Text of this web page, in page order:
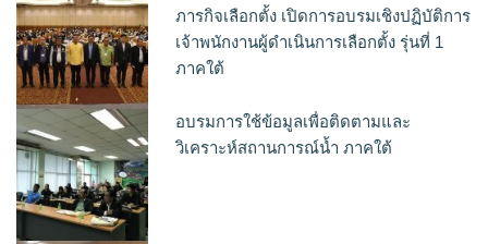
ภารกิจเลือกตั้ง เปิดการอบรมเชิงปฏิบัติการ
เจ้าพนักงานผู้ดำเนินการเลือกตั้ง รุ่นที่ 1
ภาคใต้
อบรมการใช้ข้อมูลเพื่อติดตามและ
วิเคราะห์สถานการณ์น้ำ ภาคใต้